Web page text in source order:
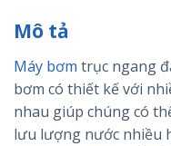
Mô tả
Máy bơm trục ngang
bơm có thiết kế với
nhau giúp chúng có
lưu lượng nước nhiều